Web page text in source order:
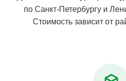
по Санкт-Петербургу и
Стоимость зависит от